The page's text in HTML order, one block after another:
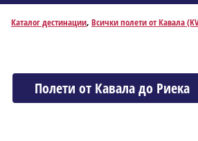
Каталог дестинации, Всички полети от Кавала
Полети от Кавала до Риека